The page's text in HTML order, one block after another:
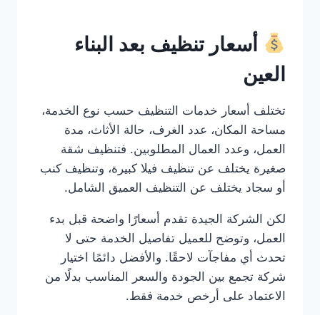
أسعار تنظيف بعد البناء
العين
تختلف أسعار خدمات التنظيف حسب نوع الخدمة،
مساحة المكان، عدد الغرف، حالة الأثاث، مدة
العمل، وعدد العمال المطلوبين. فتنظيف شقة
صغيرة يختلف عن تنظيف فيلا كبيرة، وتنظيف كنب
أو سجاد يختلف عن التنظيف العميق الشامل.
لكن الشركة الجيدة تقدم أسعارًا واضحة قبل بدء
العمل، وتوضح للعميل تفاصيل الخدمة حتى لا
تحدث أي مفاجآت لاحقًا. والأفضل دائمًا اختيار
شركة تجمع بين الجودة والسعر المناسب بدلًا من
الاعتماد على أرخص خدمة فقط.